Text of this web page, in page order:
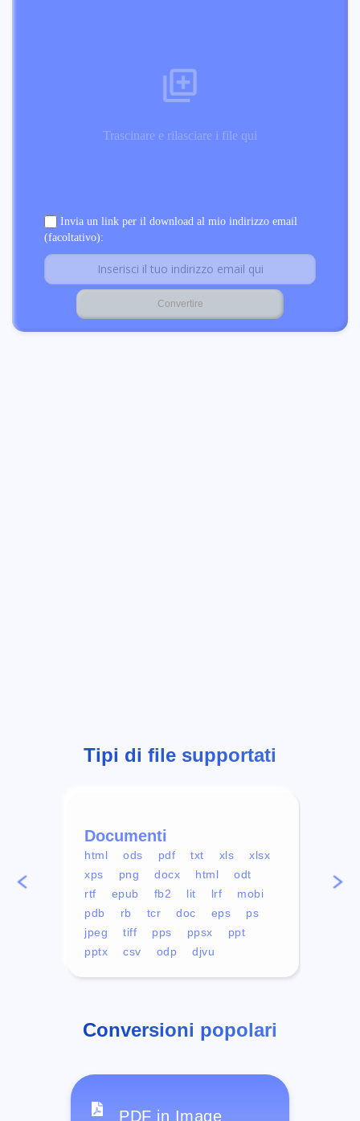
Trascinare e rilasciare i file qui
Invia un link per il download al mio indirizzo email
(facoltativo):
Tipi di file supportati
Documenti
html ods pdf txt xls
xlsx
xps
png docx html
odt
rtf
epub fb2 lit lrf
mobi
pdb
rb tcr doc eps
ps
jpeg
tiff pps ppsx
ppt
pptx
csv odp djvu
mp4
Conversioni popolari
PDF in Image